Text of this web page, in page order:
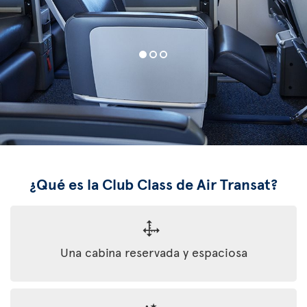
¿Qué es la Club Class de Air Transat?
Una cabina reservada y espaciosa